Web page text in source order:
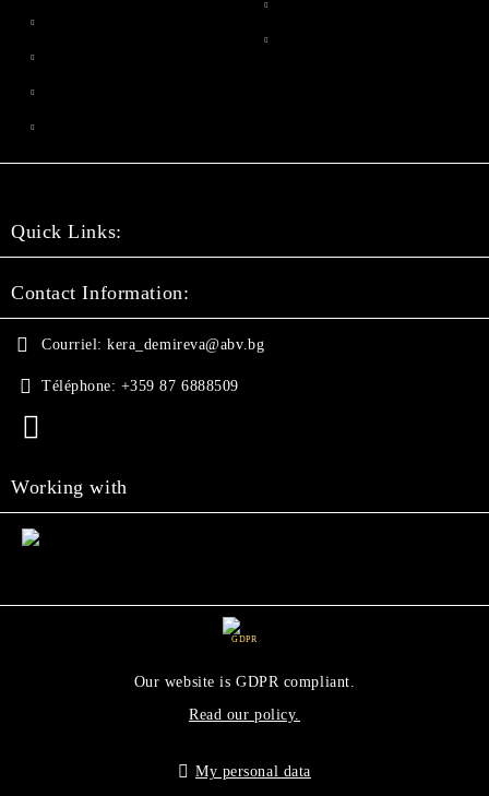
Quick Links:
Contact Information:
Courriel: kera_demireva@abv.bg
Téléphone: +359 87 6888509
Working with
GDPR
Our website is GDPR compliant.
Read our policy.
My personal data